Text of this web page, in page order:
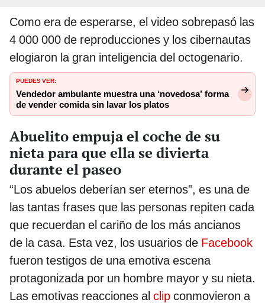
Como era de esperarse, el video sobrepasó las
4 000 000 de reproducciones y los cibernautas
elogiaron la gran inteligencia del octogenario.
PUEDES VER:
Vendedor ambulante muestra una ‘novedosa’ forma
de vender comida sin lavar los platos
Abuelito empuja el coche de su
nieta para que ella se divierta
durante el paseo
“Los abuelos deberían ser eternos”, es una de
las tantas frases que las personas repiten cada
que recuerdan el cariño de los más ancianos
de la casa. Esta vez, los usuarios de Facebook
fueron testigos de una emotiva escena
protagonizada por un hombre mayor y su nieta.
Las emotivas reacciones al clip conmovieron a